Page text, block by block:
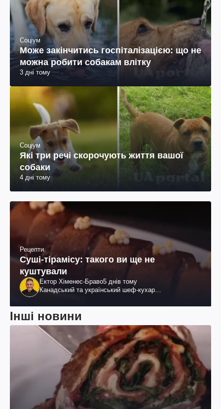
Соціум
Може закінчитись госпіталізацією: що не
можна робити собакам влітку
3 дні тому
Соціум
Які три речі скорочують життя вашої
собаки
4 дні тому
Рецепти
Суші-тірамісу: такого ви ще не
куштували
Ектор Хіменес-Браво5 днів тому
Канадський та український шеф-кухар
Інші новини